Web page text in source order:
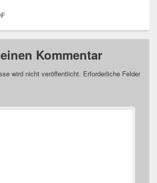
Kommentar
wird nicht veröffentlicht. Erforderliche Felder